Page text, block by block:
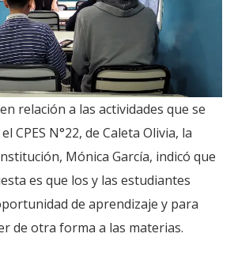
relación a las actividades que se
CPES N°22, de Caleta Olivia, la
Mónica García, indicó que
es que los y las estudiantes
de aprendizaje y para
de otra forma a las materias.